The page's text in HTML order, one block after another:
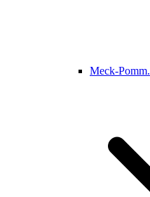
Meck-Pomm.